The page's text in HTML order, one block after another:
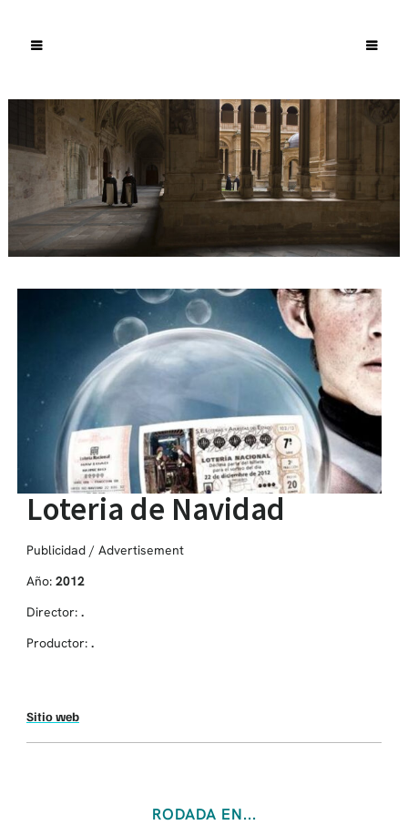
Loteria de Navidad
Publicidad / Advertisement
Año: 2012
Director: .
Productor: .
Sitio web
RODADA EN...